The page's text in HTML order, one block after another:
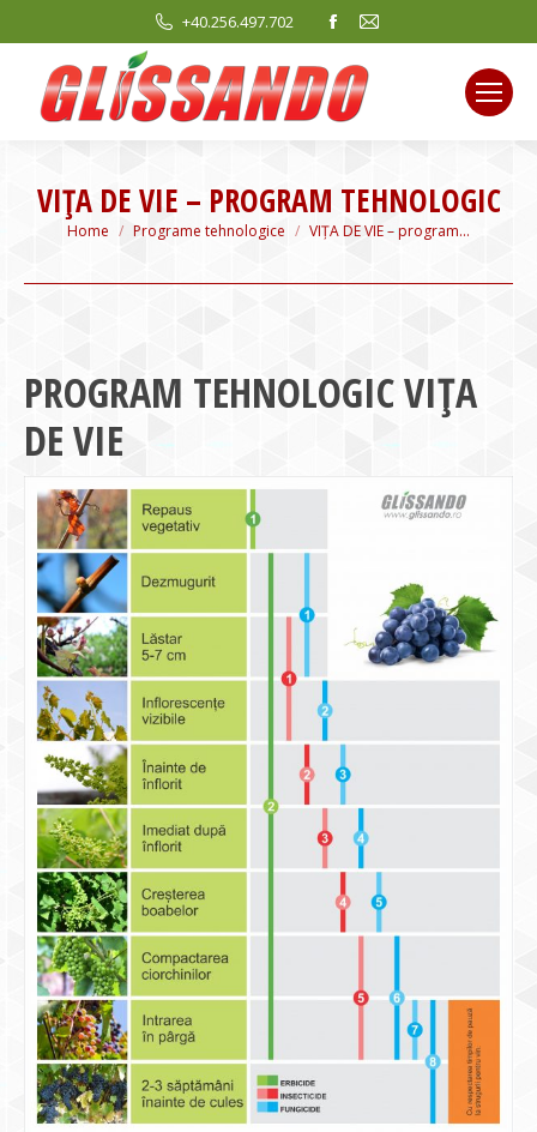
+40.256.497.702
Facebook
opens
in
new
Mail
new
VIȚA DE VIE – PROGRAM TEHNOLOGIC
You are here:
Home Programe tehnologice VIȚA DE VIE – program…
PROGRAM TEHNOLOGIC VIȚA
DE VIE